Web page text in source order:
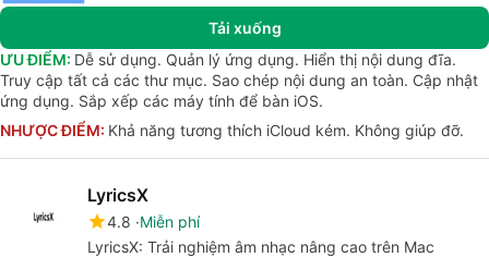
Tải xuống
ƯU ĐIỂM: Dễ sử dụng. Quản lý ứng dụng. Hiển thị nội dung đĩa.
Truy cập tất cả các thư mục. Sao chép nội dung an toàn. Cập nhật
ứng dụng. Sắp xếp các máy tính để bàn iOS.
NHƯỢC ĐIỂM: Khả năng tương thích iCloud kém. Không giúp đỡ.
LyricsX
4.8 Miễn phí
LyricsX: Trải nghiệm âm nhạc nâng cao trên Mac